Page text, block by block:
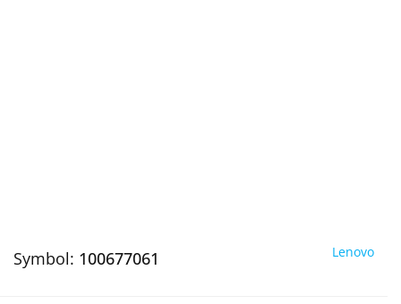
Symbol: 100677061 Lenovo